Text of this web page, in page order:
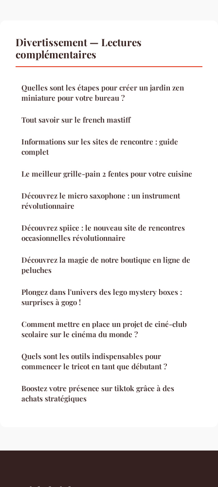
Divertissement — Lectures
complémentaires
Quelles sont les étapes pour créer un jardin zen
miniature pour votre bureau ?
Tout savoir sur le french mastiff
Informations sur les sites de rencontre : guide
complet
Le meilleur grille-pain 2 fentes pour votre cuisine
Découvrez le micro saxophone : un instrument
révolutionnaire
Découvrez spiice : le nouveau site de rencontres
occasionnelles révolutionnaire
Découvrez la magie de notre boutique en ligne de
peluches
Plongez dans l'univers des lego mystery boxes :
surprises à gogo !
Comment mettre en place un projet de ciné-club
scolaire sur le cinéma du monde ?
Quels sont les outils indispensables pour
commencer le tricot en tant que débutant ?
Boostez votre présence sur tiktok grâce à des
achats stratégiques